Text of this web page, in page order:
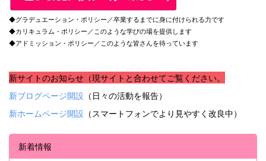
◆グラデュエーション・ポリシー／卒業するまでに身に付けられる力です
◆カリキュラム・ポリシー／このような学びの場を提供します
◆アドミッション・ポリシー／このような皆さんを待っています
新サイトのお知らせ（現サイトと合わせてご覧ください。
新ブログページ開設 （日々の活動を報告）
新ホームページ開設 （スマートフォンでより見やすく改良中）
新着情報